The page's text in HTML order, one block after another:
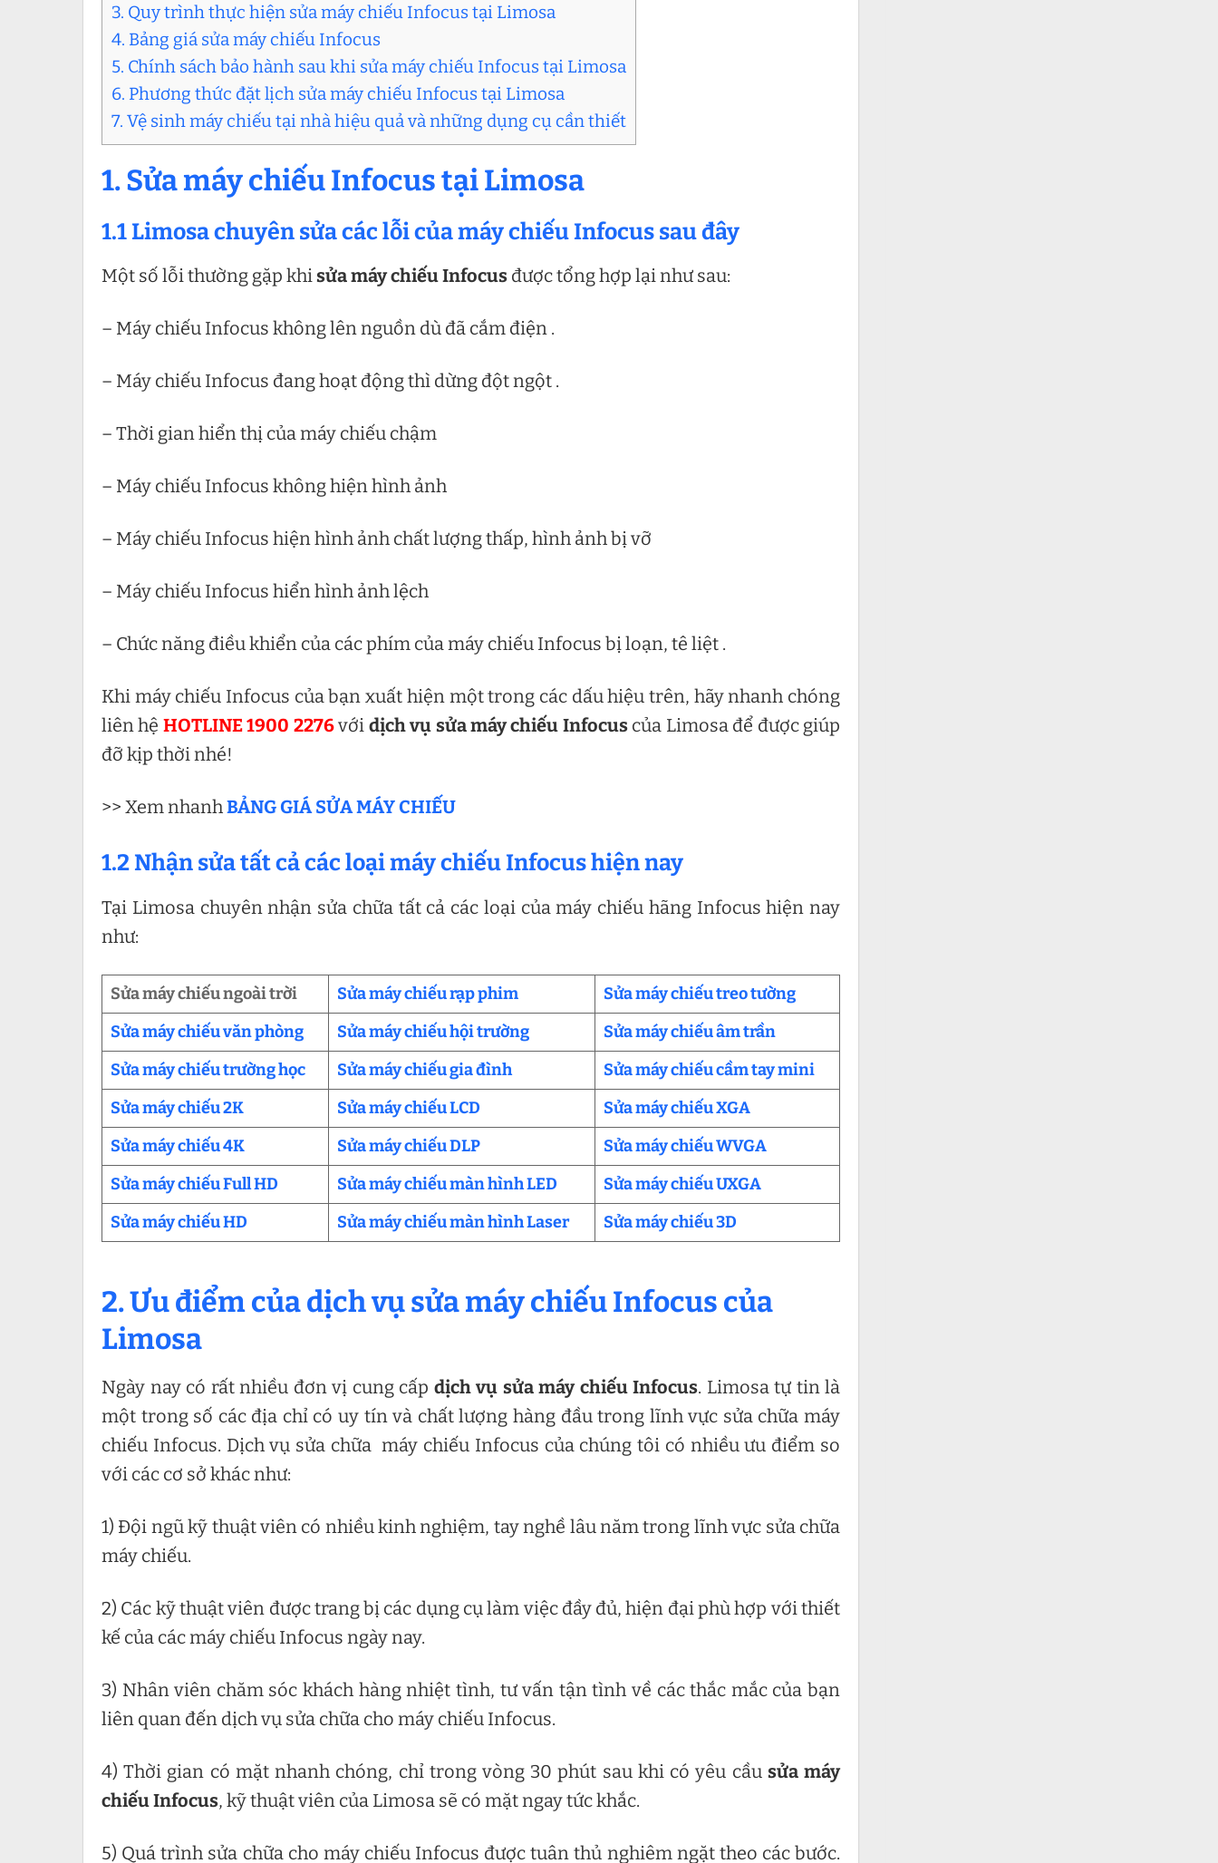
3. Quy trình thực hiện sửa máy chiếu Infocus tại Limosa
4. Bảng giá sửa máy chiếu Infocus
5. Chính sách bảo hành sau khi sửa máy chiếu Infocus tại Limosa
6. Phương thức đặt lịch sửa máy chiếu Infocus tại Limosa
7. Vệ sinh máy chiếu tại nhà hiệu quả và những dụng cụ cần thiết
1. Sửa máy chiếu Infocus tại Limosa
1.1 Limosa chuyên sửa các lỗi của máy chiếu Infocus sau đây
Một số lỗi thường gặp khisửa máy chiếu Infocus được tổng hợp lại như sau:
– Máy chiếu Infocus không lên nguồn dù đã cắm điện .
– Máy chiếu Infocus đang hoạt động thì dừng đột ngột .
– Thời gian hiển thị của máy chiếu chậm
– Máy chiếu Infocus không hiện hình ảnh
– Máy chiếu Infocus hiện hình ảnh chất lượng thấp, hình ảnh bị vỡ
– Máy chiếu Infocus hiển hình ảnh lệch
– Chức năng điều khiển của các phím của máy chiếu Infocus bị loạn, tê liệt .
Khi máy chiếu Infocus của bạn xuất hiện một trong các dấu hiệu trên, hãy nhanh chóng
liên hệ HOTLINE 1900 2276với dịch vụ sửa máy chiếu Infocuscủa Limosa để được giúp
đỡ kịp thời nhé!
>> Xem nhanhBẢNG GIÁ SỬA MÁY CHIẾU
1.2 Nhận sửa tất cả các loại máy chiếu Infocus hiện nay
Tại Limosa chuyên nhận sửa chữa tất cả các loại của máy chiếu hãng Infocus hiện nay
như:
Sửa máy chiếu ngoài trời Sửa máy chiếu rạp phim
Sửa máy chiếu treo tường
Sửa máy chiếu văn phòng
Sửa máy chiếu hội trường
Sửa máy chiếu âm trần
Sửa máy chiếu trường học
Sửa máy chiếu gia đình
Sửa máy chiếu cầm tay mini
Sửa máy chiếu2K Sửa máy chiếu LCD
Sửa máy chiếu XGA
Sửa máy chiếu 4K
Sửa máy chiếu DLP
Sửa máy chiếu WVGA
Sửa máy chiếu Full HD
Sửa máy chiếu màn hình LED
Sửa máy chiếu UXGA
Sửa máy chiếu HD
Sửa máy chiếu màn hình Laser Sửa máy chiếu 3D
2. Ưu điểm của dịch vụ sửa máy chiếu Infocus của
Limosa
Ngày nay có rất nhiều đơn vị cung cấp dịch vụ sửa máy chiếu Infocus. Limosa tự tin là
một trong số các địa chỉ có uy tín và chất lượng hàng đầu trong lĩnh vực sửa chữa máy
chiếu Infocus. Dịch vụ sửa chữa máy chiếu Infocus của chúng tôi có nhiều ưu điểm so
với các cơ sở khác như:
1) Đội ngũ kỹ thuật viên có nhiều kinh nghiệm, tay nghề lâu năm trong lĩnh vực sửa chữa
máy chiếu.
2) Các kỹ thuật viên được trang bị các dụng cụ làm việc đầy đủ, hiện đại phù hợp với thiết
kế của các máy chiếu Infocus ngày nay.
3) Nhân viên chăm sóc khách hàng nhiệt tình, tư vấn tận tình về các thắc mắc của bạn
liên quan đến dịch vụ sửa chữa cho máy chiếu Infocus.
4) Thời gian có mặt nhanh chóng, chỉ trong vòng 30 phút sau khi có yêu cầu sửa máy
chiếu Infocus, kỹ thuật viên của Limosa sẽ có mặt ngay tức khắc.
5) Quá trình sửa chữa cho máy chiếu Infocus được tuân thủ nghiêm ngặt theo các bước.